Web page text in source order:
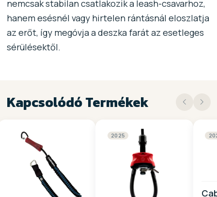
nemcsak stabilan csatlakozik a leash-csavarhoz,
hanem esésnél vagy hirtelen rántásnál eloszlatja
az erőt, így megóvja a deszka farát az esetleges
sérülésektől.
Kapcsolódó Termékek
2025